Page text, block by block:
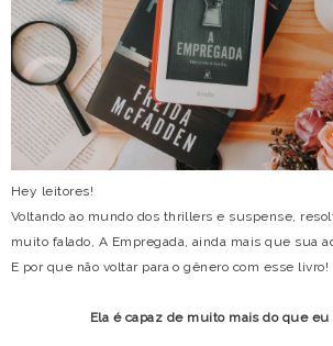
Hey leitores!
Voltando ao mundo dos thrillers e suspense,
muito falado, A Empregada, ainda mais que sua
E por que não voltar para o gênero com esse livro!
Ela é capaz de muito mais do que eu